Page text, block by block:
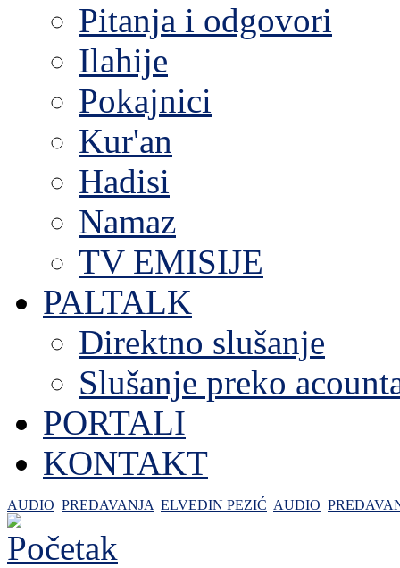
Pitanja i odgovori
Ilahije
Pokajnici
Kur'an
Hadisi
Namaz
TV EMISIJE
PALTALK
Direktno slušanje
Slušanje preko
PORTALI
KONTAKT
AUDIO PREDAVANJA ELVEDIN PEZIĆ AUDIO